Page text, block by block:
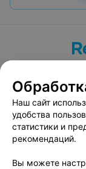
Вакансии
Наш сайт
удобства
статистики и
рекомендаций.
Вы можете